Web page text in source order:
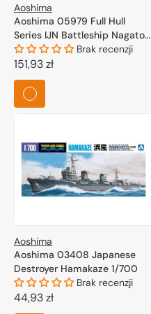
Aoshima
Aoshima 05979 Full Hull
Series IJN Battleship Nagato
1945 1/700
Brak recenzji
Cena
regularna
151,93 zł
Aoshima
Aoshima 03408 Japanese
Destroyer Hamakaze 1/700
Brak recenzji
Cena
44,93 zł